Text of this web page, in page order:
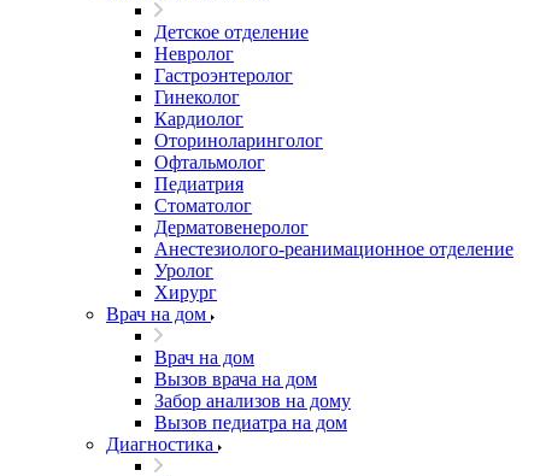
Детское отделение
Невролог
Гастроэнтеролог
Гинеколог
Кардиолог
Оториноларинголог
Офтальмолог
Педиатрия
Стоматолог
Дерматовенеролог
Анестезиолого-реанимационное отделение
Уролог
Хирург
Врач на дом
Врач на дом
Вызов врача на дом
Забор анализов на дому
Вызов педиатра на дом
Диагностика